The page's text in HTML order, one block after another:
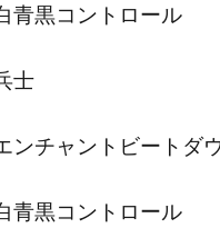
黒コントロール
士
チャントビートダ
黒コントロール